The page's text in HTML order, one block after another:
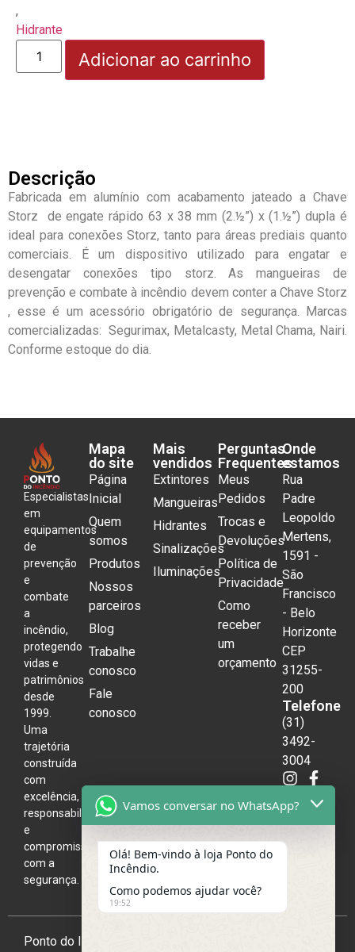
,
Hidrante
Adicionar ao carrinho
Descrição
Fabricada em alumínio com acabamento jateado a Chave
Storz de engate rápido 63 x 38 mm (2.½”) x (1.½”) dupla é
ideal para conexões Storz, tanto para áreas prediais quanto
comerciais. É um dispositivo utilizado para engatar e
desengatar conexões tipo storz. As mangueiras de
prevenção e combate à incêndio devem conter a Chave Storz
, esse é um acessório obrigatório de segurança. Marcas
comercializadas: Segurimax, Metalcasty, Metal Chama, Nairi.
Conforme estoque do dia.
Especialistas
em
equipamentos
de
prevenção
e
combate
a
incêndio,
protegendo
vidas e
patrimônios
desde
1999.
Uma
trajetória
construída
com
excelência,
responsabilidade
e
compromisso
com a
segurança.
Mapa
do site
Página
Inicial
Quem
somos
Produtos
Nossos
parceiros
Blog
Trabalhe
conosco
Fale
conosco
Mais
vendidos
Extintores
Mangueiras
Hidrantes
Sinalizações
Iluminações
Perguntas
Frequentes
Meus
Pedidos
Trocas e
Devoluções
Política de
Privacidade
Como
receber
um
orçamento
Onde
estamos
Rua
Padre
Leopoldo
Mertens,
1591 -
São
Francisco
- Belo
Horizonte
CEP
31255-
200
Telefone
(31)
3492-
3004
Ponto do Incêndio 2026,
Vamos conversar no WhatsApp?
Olá! Bem-vindo à loja Ponto do
Incêndio.
Como podemos ajudar você?
19:52